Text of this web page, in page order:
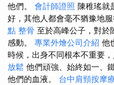
他們。 會計師證照 陳稚瑤就
好，其他人都會毫不猶豫地服
點 整骨 至於高峰公子，對於
感動。 專業外燴公司介紹 他
時候，出身不同根本不重要
放鬆 他們頑強、始終如一、
他們的血液。 台中肩頸按摩